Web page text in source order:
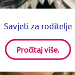
Savjeti za roditelje
Pročitaj više.